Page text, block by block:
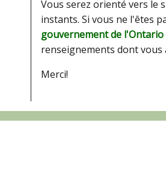
Vous serez orienté vers le
instants. Si vous ne l'êtes
gouvernement de l'Ontario
renseignements dont vous
Merci!